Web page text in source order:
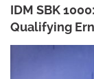
IDM SBK
Qualifying